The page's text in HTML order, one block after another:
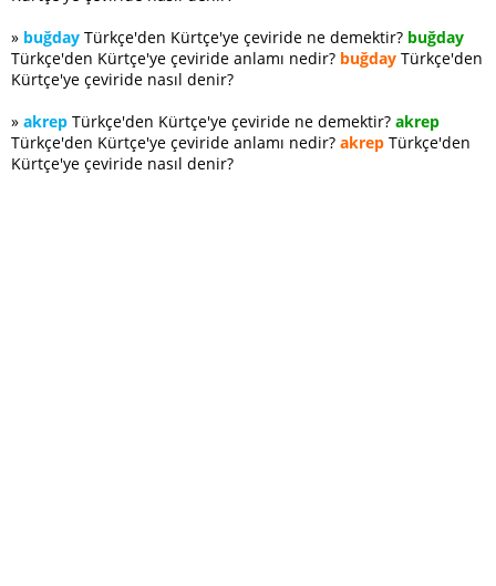
» buğday Türkçe'den Kürtçe'ye çeviride ne demektir? buğday
Türkçe'den Kürtçe'ye çeviride anlamı nedir? buğday Türkçe'den
Kürtçe'ye çeviride nasıl denir?
» akrep Türkçe'den Kürtçe'ye çeviride ne demektir? akrep
Türkçe'den Kürtçe'ye çeviride anlamı nedir? akrep Türkçe'den
Kürtçe'ye çeviride nasıl denir?